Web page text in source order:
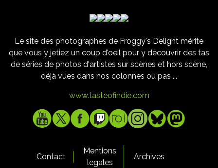
Le site des photographes de Froggy's Delight mérite
que vous y jetiez un coup d'oeil pour y découvrir des tas
de séries de photos d'artistes sur scènes et hors scène,
déjà vues dans nos colonnes ou pas ...
www.tasteofindie.com
Contact
Mentions
legales
Archives